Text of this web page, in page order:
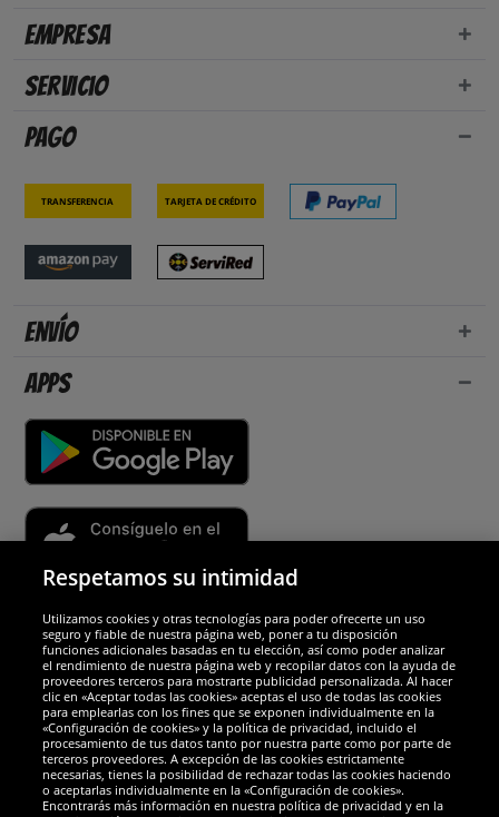
Empresa
Servicio
Pago
Transferencia Tarjeta de crédito
Envío
Apps
Socios y seguridad
Galardones
Respetamos su intimidad
Utilizamos cookies y otras tecnologías para poder ofrecerte un uso
seguro y fiable de nuestra página web, poner a tu disposición
funciones adicionales basadas en tu elección, así como poder analizar
el rendimiento de nuestra página web y recopilar datos con la ayuda de
proveedores terceros para mostrarte publicidad personalizada. Al hacer
clic en «Aceptar todas las cookies» aceptas el uso de todas las cookies
para emplearlas con los fines que se exponen individualmente en la
«Configuración de cookies» y la política de privacidad, incluido el
procesamiento de tus datos tanto por nuestra parte como por parte de
terceros proveedores. A excepción de las cookies estrictamente
necesarias, tienes la posibilidad de rechazar todas las cookies haciendo
o aceptarlas individualmente en la «Configuración de cookies».
Encontrarás más información en nuestra política de privacidad y en la